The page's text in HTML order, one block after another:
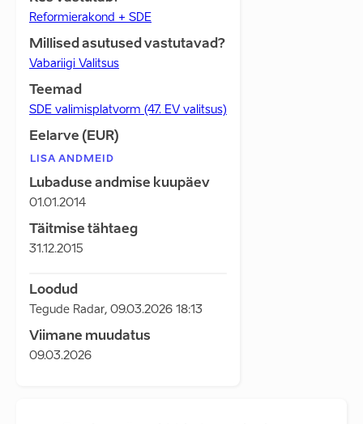
Reformierakond + SDE
Millised asutused vastutavad?
Vabariigi Valitsus
Teemad
SDE valimisplatvorm (47. EV valitsus)
Eelarve (EUR)
LISA ANDMEID
Lubaduse andmise kuupäev
01.01.2014
Täitmise tähtaeg
31.12.2015
Loodud
Tegude Radar, 09.03.2026 18:13
Viimane muudatus
09.03.2026